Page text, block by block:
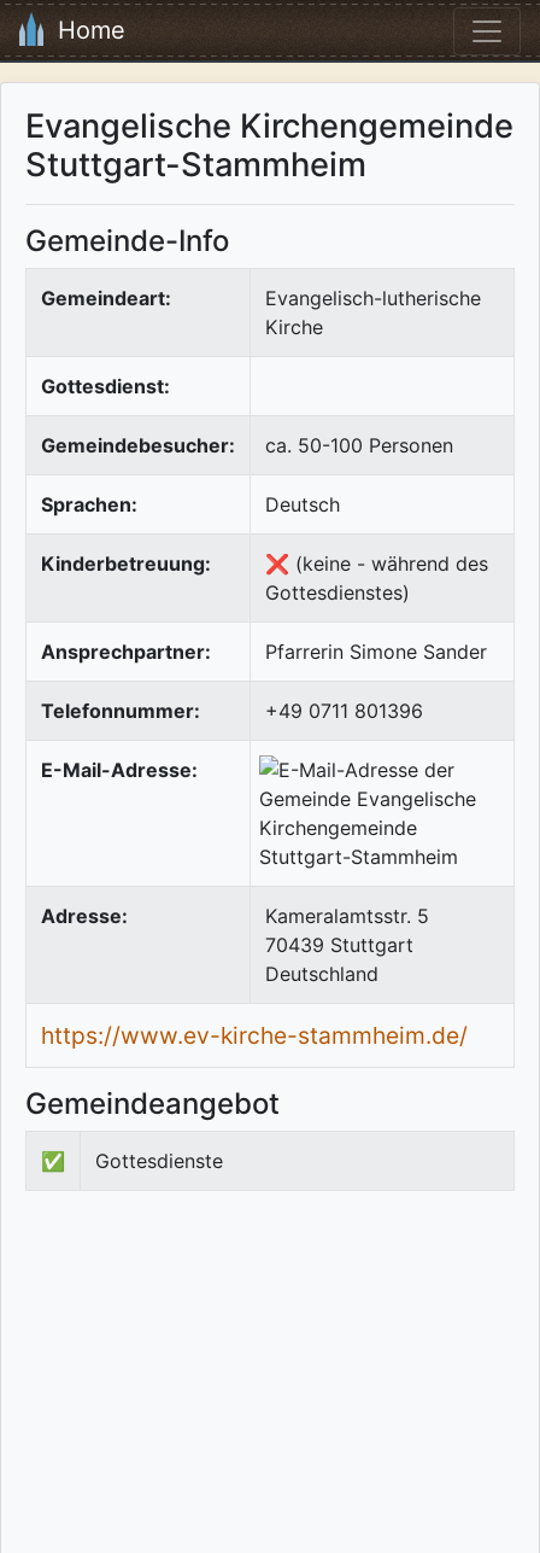
Home
Evangelische Kirchengemeinde
Stuttgart-Stammheim
Gemeinde-Info
Gemeindeart:
Evangelisch-lutherische
Kirche
Gottesdienst:
Gemeindebesucher: ca. 50-100 Personen
Sprachen: Deutsch
Kinderbetreuung:
❌ (keine - während des
Gottesdienstes)
Ansprechpartner: Pfarrerin Simone Sander
Telefonnummer: +49 0711 801396
E-Mail-Adresse:
Adresse:
Kameralamtsstr. 5
70439 Stuttgart
Deutschland
https://www.ev-kirche-stammheim.de/
Gemeindeangebot
✅ Gottesdienste